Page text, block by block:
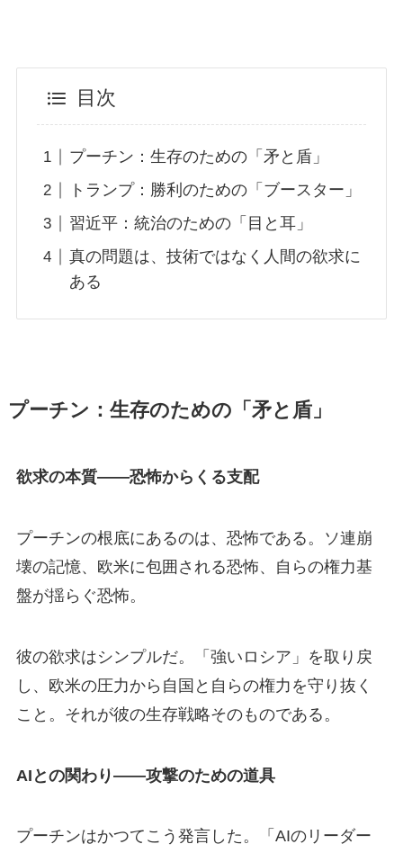
目次
プーチン：生存のための「矛と盾」
トランプ：勝利のための「ブースター」
習近平：統治のための「目と耳」
真の問題は、技術ではなく人間の欲求に
ある
プーチン：生存のための「矛と盾」
欲求の本質——恐怖からくる支配
プーチンの根底にあるのは、恐怖である。ソ連崩
壊の記憶、欧米に包囲される恐怖、自らの権力基
盤が揺らぐ恐怖。
彼の欲求はシンプルだ。「強いロシア」を取り戻
し、欧米の圧力から自国と自らの権力を守り抜く
こと。それが彼の生存戦略そのものである。
AIとの関わり——攻撃のための道具
プーチンはかつてこう発言した。「AIのリーダー